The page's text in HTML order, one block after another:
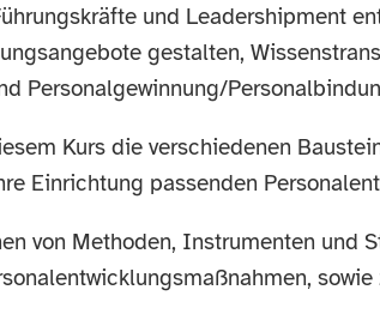
und Leadershipment
gestalten,
Personalgewinnung/
Kurs die verschiedenen
Einrichtung passenden
von Methoden, Instrumenten und